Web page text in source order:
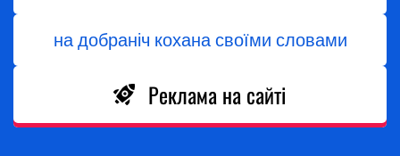
на добраніч кохана своїми словами
Реклама на сайті